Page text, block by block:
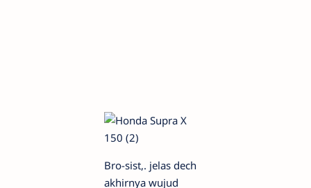
Bro-sist,. jelas dech
akhirnya wujud